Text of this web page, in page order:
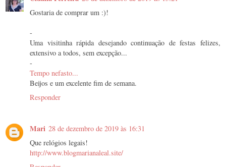
Gostaria de comprar um :)!
-
Uma visitinha rápida desejando continuação de festas felizes,
extensivo a todos, sem excepção...
-
Tempo nefasto...
Beijos e um excelente fim de semana.
Responder
Mari 28 de dezembro de 2019 às 16:31
Que relógios legais!
http://www.blogmarianaleal.site/